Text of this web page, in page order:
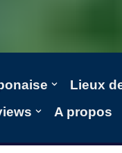
Lieux
A propos